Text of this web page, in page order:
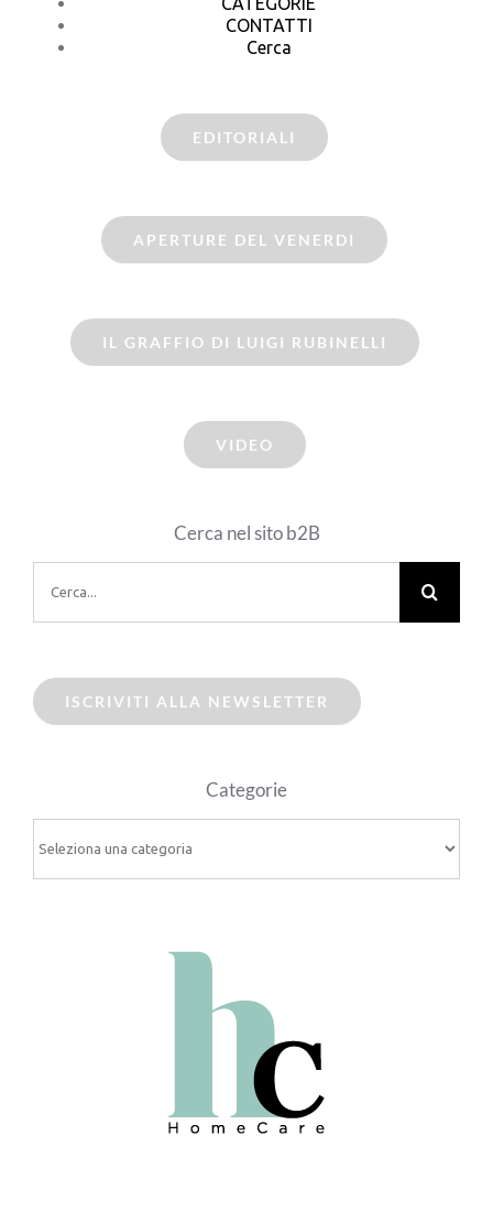
CONTATTI
Cerca
EDITORIALI
APERTURE DEL VENERDI
IL GRAFFIO DI LUIGI RUBINELLI
VIDEO
Cerca nel sito b2B
per:
ISCRIVITI ALLA NEWSLETTER
Categorie